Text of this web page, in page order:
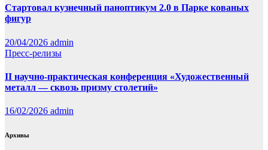
Стартовал кузнечный паноптикум 2.0 в Парке кованых
фигур
20/04/2026 admin
Пресс-релизы
II научно-практическая конференция «Художественный
металл — сквозь призму столетий»
16/02/2026 admin
Архивы